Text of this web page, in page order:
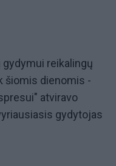
reikalingų
šiomis dienomis -
atviravo
gydytojas